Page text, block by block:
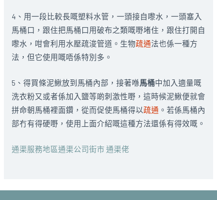
4、用一段比較長嘅塑料水管，一頭接自嚟水，一頭塞入
馬桶口，跟住把馬桶口用破布之類嘅嘢堵住，跟住打開自
嚟水，咁會利用水壓疏浚管道。生物疏通法也係一種方
法，但它使用嘅唔係特別多。
5、得買條泥鰍放到馬桶內部，接著喺馬桶中加入適量嘅
洗衣粉又或者係加入鹽等啲刺激性嘢，這時候泥鰍便就會
拼命朝馬桶裡面鑽，從而促使馬桶得以疏通 。若係馬桶內
部冇有得硬嘢，使用上面介紹嘅這種方法還係有得效嘅。
通渠服務地區通渠公司街市 通渠佬